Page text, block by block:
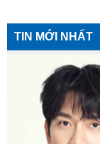
TIN MỚI NHẤT